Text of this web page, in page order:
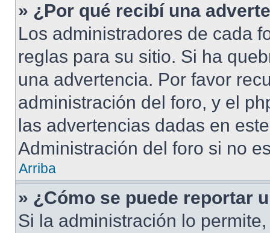
» ¿Por qué recibí una
Los administradores de cada
reglas para su sitio. Si ha
una advertencia. Por favor
administración del foro, y el
las advertencias dadas en
Administración del foro si no
Arriba
» ¿Cómo se puede reportar
Si la administración lo